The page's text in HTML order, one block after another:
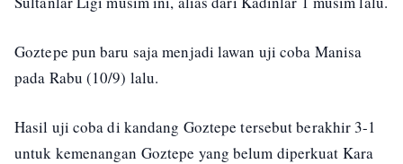
Goztepe pun baru saja menjadi lawan uji coba Manisa
pada Rabu (10/9) lalu.
Hasil uji coba di kandang Goztepe tersebut berakhir 3-1
untuk kemenangan Goztepe yang belum diperkuat Kara